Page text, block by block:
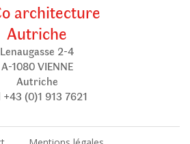
architecture
Autriche
Lenaugasse 2-4
A-1080 VIENNE
Autriche
+43 (0)1 913 7621